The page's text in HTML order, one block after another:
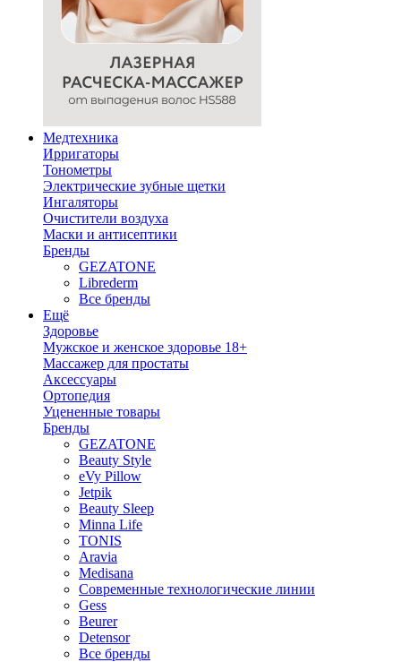
Медтехника
Ирригаторы
Тонометры
Электрические зубные щетки
Ингаляторы
Очистители воздуха
Маски и антисептики
Бренды
GEZATONE
Librederm
Все бренды
Ещё
Здоровье
Мужское и женское здоровье 18+
Массажер для простаты
Аксессуары
Ортопедия
Уцененные товары
Бренды
GEZATONE
Beauty Style
eVy Pillow
Jetpik
Beauty Sleep
Minna Life
TONIS
Aravia
Medisana
Современные технологические линии
Gess
Beurer
Detensor
Все бренды